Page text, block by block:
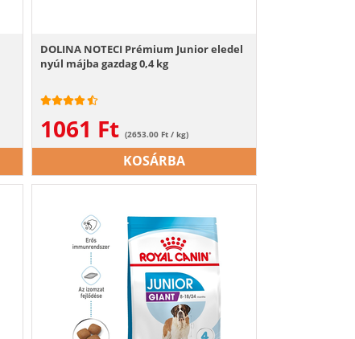
DOLINA NOTECI Prémium Junior eledel
nyúl májba gazdag 0,4 kg
1061 Ft (2653.00 Ft / kg)
KOSÁRBA